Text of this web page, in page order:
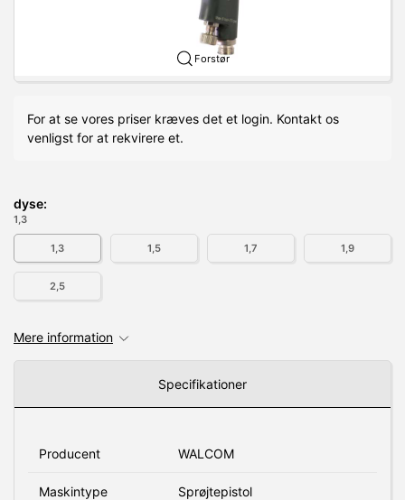
Forstør
For at se vores priser kræves det et login. Kontakt os
venligst for at rekvirere et.
dyse:
1,3
1,3 1,5 1,7 1,9
2,5
Mere information
Specifikationer
Producent WALCOM
Maskintype Sprøjtepistol